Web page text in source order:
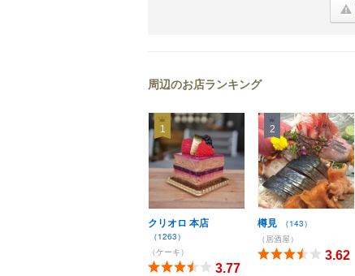
周辺のお店ランキング
1
クリオロ 本店
（1263）
（ケーキ）
3.77
2
樽見
（143）
（居酒屋）
3.62